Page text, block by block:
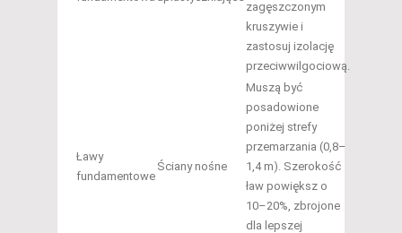
zagęszczonym
kruszywie i
zastosuj izolację
przeciwwilgociową.
Ławy
fundamentowe
Ściany nośne
Muszą być
posadowione
poniżej strefy
przemarzania (0,8–
1,4 m). Szerokość
ław powiększ o
10–20%, zbrojone
dla lepszej